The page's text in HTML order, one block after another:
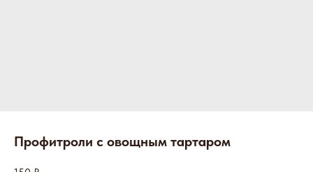
Профитроли с овощным тартаром